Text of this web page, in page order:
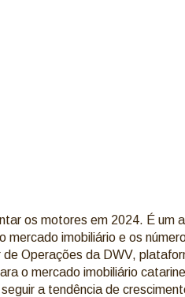
os motores em 2024. É um
mercado imobiliário e os
Operações da DWV,
o mercado imobiliário
a tendência de